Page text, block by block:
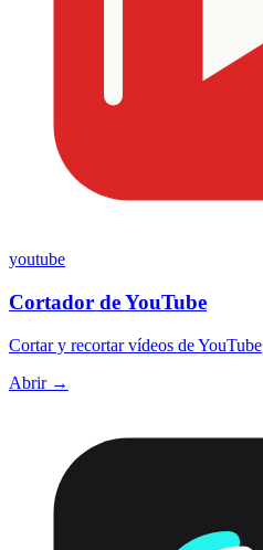
youtube
Cortador de YouTube
Cortar y recortar vídeos de YouTube
Abrir →